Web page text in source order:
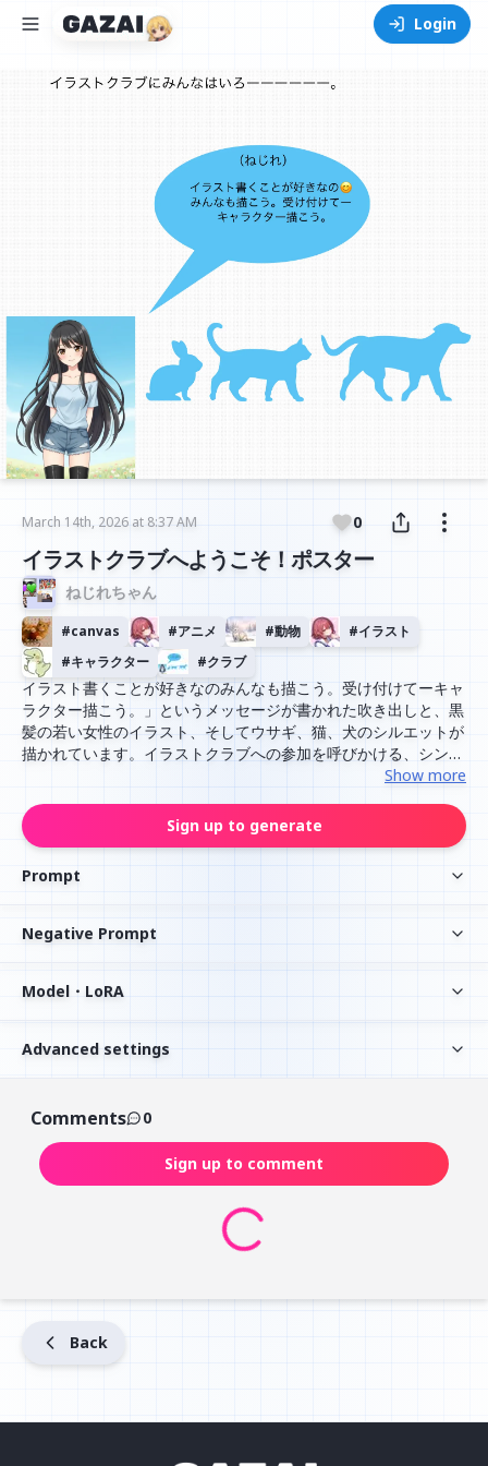
Login
March 14th, 2026 at 8:37 AM 0
イラストクラブへようこそ！ポスター
ねじれちゃん
#canvas #アニメ #動物 #イラスト
#キャラクター #クラブ
イラスト書くことが好きなのみんなも描こう。受け付けてーキャ
ラクター描こう。」というメッセージが書かれた吹き出しと、黒
髪の若い女性のイラスト、そしてウサギ、猫、犬のシルエットが
描かれています。イラストクラブへの参加を呼びかける、シンプ
Show more
Sign up to generate
Prompt
Negative Prompt
Model・LoRA
Advanced settings
Comments 0
Sign up to comment
Back